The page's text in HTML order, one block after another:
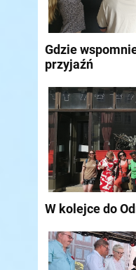
Gdzie
przyjaźń
W kolejce do